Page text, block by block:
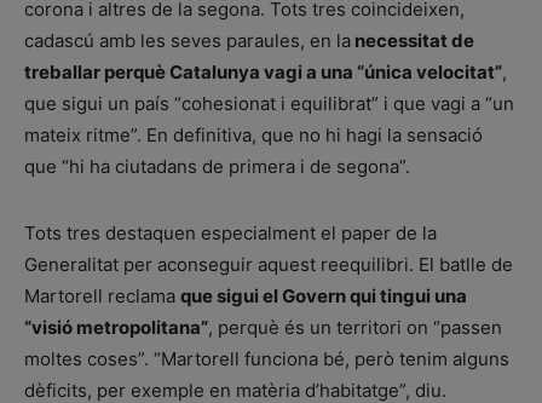
corona i altres de la segona. Tots tres coincideixen,
cadascú amb les seves paraules, en la necessitat de
treballar perquè Catalunya vagi a una “única velocitat”,
que sigui un país “cohesionat i equilibrat” i que vagi a “un
mateix ritme”. En definitiva, que no hi hagi la sensació
que “hi ha ciutadans de primera i de segona”.
Tots tres destaquen especialment el paper de la
Generalitat per aconseguir aquest reequilibri. El batlle de
Martorell reclama que sigui el Govern qui tingui una
“visió metropolitana”, perquè és un territori on “passen
moltes coses”. “Martorell funciona bé, però tenim alguns
dèficits, per exemple en matèria d’habitatge”, diu.